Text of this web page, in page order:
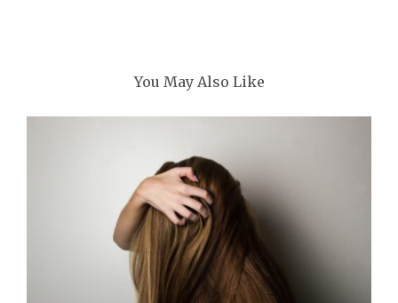
You May Also Like